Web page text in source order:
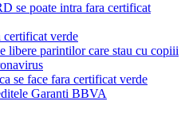
se poate intra fara certificat
certificat verde
libere parintilor care stau cu copiii
se face fara certificat verde
Garanti BBVA